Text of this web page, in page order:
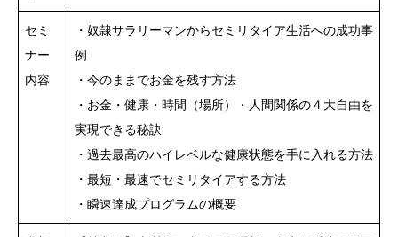
セミ
ナー
内容
・奴隷サラリーマンからセミリタイア生活への成功事
例
・今のままでお金を残す方法
・お金・健康・時間（場所）・人間関係の４大自由を
実現できる秘訣
・過去最高のハイレベルな健康状態を手に入れる方法
・最短・最速でセミリタイアする方法
・瞬速達成プログラムの概要